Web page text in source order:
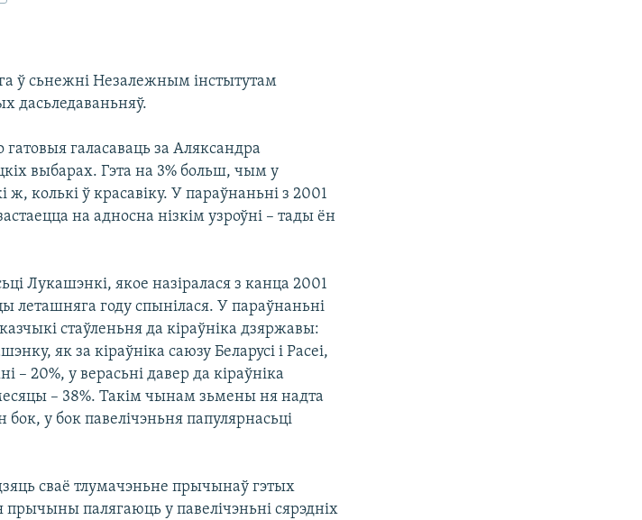
ў сьнежні Незалежным інстытутам
дасьледаваньняў.
галасаваць за Аляксандра
выбарах. Гэта на 3% больш, чым у
ж, колькі ў красавіку. У параўнаньні з 2001
на адносна нізкім узроўні – тады ён
Лукашэнкі, якое назіралася з канца 2001
леташняга году спынілася. У параўнаньні
стаўленьня да кіраўніка дзяржавы:
як за кіраўніка саюзу Беларусі і Расеі,
– 20%, у верасьні давер да кіраўніка
– 38%. Такім чынам зьмены ня надта
у бок павелічэньня папулярнасьці
сваё тлумачэньне прычынаў гэтых
палягаюць у павелічэньні сярэдніх